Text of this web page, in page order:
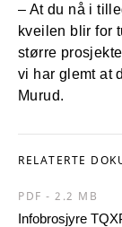
– At du nå i
kveilen blir for
større
vi har glemt at
Murud.
RELATERTE
PDF - 2.2 MB
Infobrosjyre